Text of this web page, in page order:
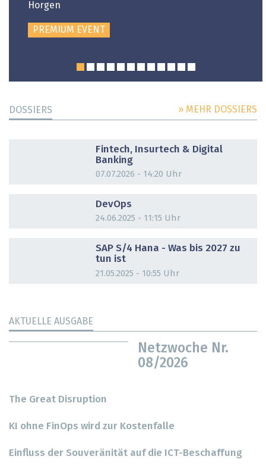
Horgen
PREMIUM EVENT
DOSSIERS » MEHR DOSSIERS
Fintech, Insurtech & Digital
Banking
07.07.2026 - 14:20 Uhr
DevOps
24.06.2025 - 11:15 Uhr
SAP S/4 Hana - Was bis 2027 zu
tun ist
21.05.2025 - 10:55 Uhr
AKTUELLE AUSGABE
Netzwoche Nr.
08/2026
The Great Disruption
KI ohne FinOps wird zur Kostenfalle
Einfluss der Souveränität auf die ICT-Beschaffung